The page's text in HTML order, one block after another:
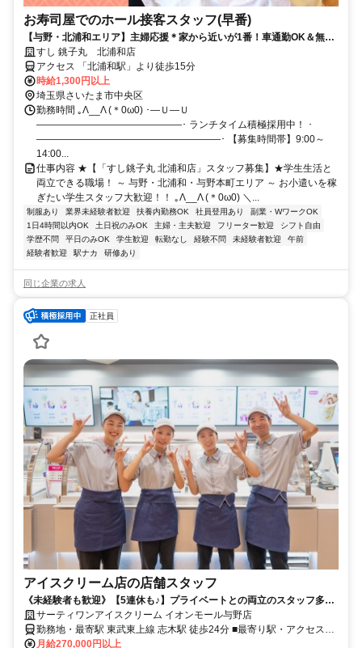
お寿司屋でのホール接客スタッフ(早番)
【与野・北浦和エリア】主婦応援＊家から近いが1番！車通勤OK＆無料
駐車場完備！家事の合間に時短でサクッと×近所で始めるパート募集♪週
2日・1日4h～OK！「履歴書不要」「お寿司半額の嬉しい待遇アリ」
すし 銚子丸 北浦和店
アクセス 「北浦和駅」より徒歩15分
時給1,300円以上
埼玉県さいたま市中央区
勤務時間 ｡Λ__Λ (＊0ω0) ･―Ｕ―Ｕ
―――――――――――――――･ ランチタイム積極採用中！ ･
―――――――――――――――――――･ 【募集時間帯】9:00～
14:00...
仕事内容 ★【「すし銚子丸 北浦和店」スタッフ募集】★学生生活と
両立できる職場！ ～ 与野・北浦和・与野本町エリア ～ お小遣いを稼
ぎたい学生スタッフ大歓迎！！ ｡Λ__Λ (＊0ω0) ＼...
制服あり 業界未経験者歓迎 扶養内勤務OK 社員登用あり
副業・WワークOK
1日4時間以内OK
土日祝のみOK 主婦・主夫歓迎 フリーター歓迎
シフト自由
学歴不問
平日のみOK 学生歓迎 転勤なし 経験不問 未経験者歓迎
午前
経験者歓迎
駅ナカ 研修あり
同じ企業の求人
正社員
アイスクリーム店の店舗スタッフ
《未経験者も歓迎》【5連休も♪】プライベートとの両立のスタッフ多数
活躍！◎髪色自由♪
サーティワンアイスクリーム イオンモール与野店
勤務地・最寄駅 東武東上線 志木駅 徒歩24分 ■最寄り駅・アクセス：
ＪＲ埼京線 北与野駅から徒歩24分
月給270,000円以上